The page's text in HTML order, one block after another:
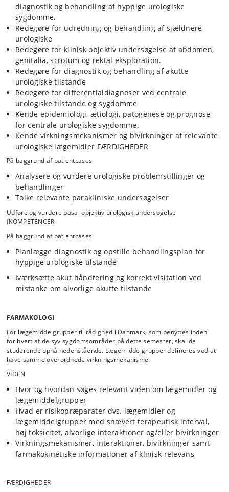
diagnostik og behandling af hyppige urologiske
sygdomme,
Redegøre for udredning og behandling af sjældnere
urologiske
Redegøre for klinisk objektiv undersøgelse af abdomen,
genitalia, scrotum og rektal eksploration.
Redegøre for diagnostik og behandling af akutte
urologiske tilstande
Redegøre for differentialdiagnoser ved centrale
urologiske tilstande og sygdomme
Kende epidemiologi, ætiologi, patogenese og prognose
for centrale urologiske sygdomme.
Kende virkningsmekanismer og bivirkninger af relevante
urologiske lægemidler FÆRDIGHEDER
På baggrund af patientcases
Analysere og vurdere urologiske problemstillinger og
behandlinger
Tolke relevante parakliniske undersøgelser
Udføre og vurdere basal objektiv urologisk undersøgelse
(KOMPETENCER
På baggrund af patientcases
Planlægge diagnostik og opstille behandlingsplan for
hyppige urologiske tilstande
Iværksætte akut håndtering og korrekt visitation ved
mistanke om alvorlige akutte tilstande
FARMAKOLOGI
For lægemiddelgrupper til rådighed i Danmark, som benyttes inden
for hvert af de syv sygdomsområder på dette semester, skal de
studerende opnå nedenstående. Lægemiddelgrupper defineres ved at
have samme overordnede virkningsmekanisme.
VIDEN
Hvor og hvordan søges relevant viden om lægemidler og
lægemiddelgrupper
Hvad er risikopræparater dvs. lægemidler og
lægemiddelgrupper med snævert terapeutisk interval,
høj toksicitet, alvorlige interaktioner og/eller bivirkninger
Virkningsmekanismer, interaktioner, bivirkninger samt
farmakokinetiske informationer af klinisk relevans
FÆRDIGHEDER